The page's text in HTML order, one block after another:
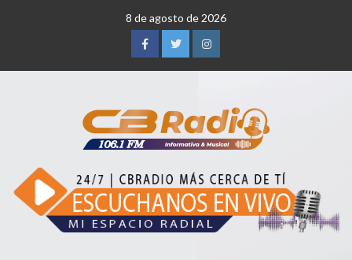
8 de agosto de 2026
FacebookTwitterInstagram